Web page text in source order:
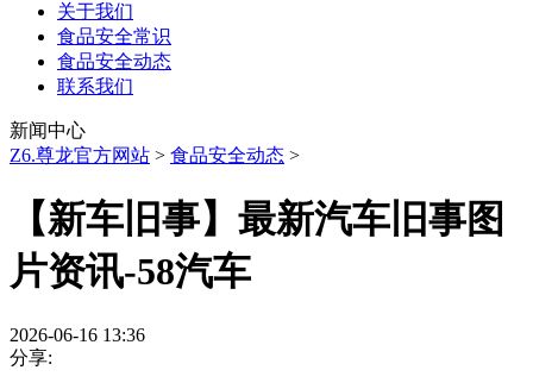
关于我们
食品安全常识
食品安全动态
联系我们
新闻中心
Z6.尊龙官方网站 > 食品安全动态 >
【新车旧事】最新汽车旧事图
片资讯-58汽车
2026-06-16 13:36
分享: